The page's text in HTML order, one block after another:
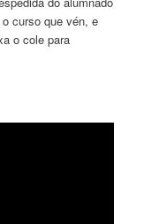
curso que vén, e
o cole para